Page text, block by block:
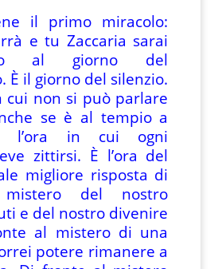
il primo miracolo:
e tu Zaccaria sarai
al giorno del
È il giorno del silenzio.
cui non si può parlare
se è al tempio a
l’ora in cui ogni
zittirsi. È l’ora del
migliore risposta di
del nostro
e del nostro divenire
al mistero di una
potere rimanere a